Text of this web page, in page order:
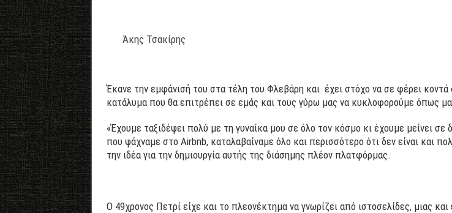
Άκης Τσακίρης
Έκανε την εμφάνισή του στα τέλη του Φλεβάρη και έχει στόχο να σε φέρει
κατάλυμα που θα επιτρέπει σε εμάς και τους γύρω μας να κυκλοφορούμε όπως
«Έχουμε ταξιδέψει πολύ με τη γυναίκα μου σε όλο τον κόσμο κι έχουμε μείνει
που ψάχναμε στο Airbnb, καταλαβαίναμε όλο και περισσότερο ότι δεν είναι και
την ιδέα για την δημιουργία αυτής της διάσημης πλέον πλατφόρμας.
Ο 49χρονος Πετρί είχε και το πλεονέκτημα να γνωρίζει από ιστοσελίδες, μιας